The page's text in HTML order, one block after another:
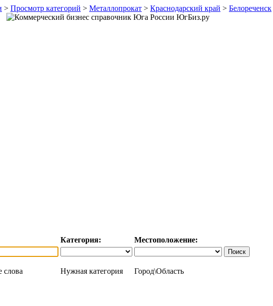
> Просмотр категорий > Металлопрокат > Краснодарский край > Белореченск
Категория: Местоположение:
слова Нужная категория Город\Область